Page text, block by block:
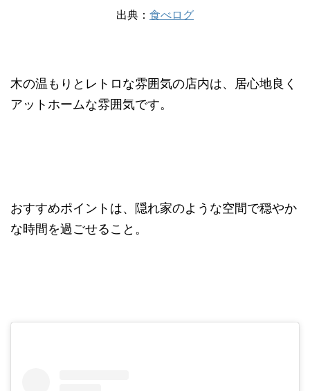
出典： 食べログ
木の温もりとレトロな雰囲気の店内は、居心地良く
アットホームな雰囲気です。
おすすめポイントは、隠れ家のような空間で穏やか
な時間を過ごせること。